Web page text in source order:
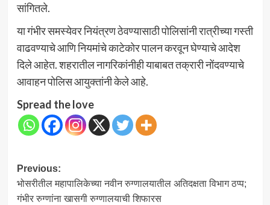
सांगितले.
या गंभीर समस्येवर नियंत्रण ठेवण्यासाठी पोलिसांनी रात्रीच्या गस्ती
वाढवण्याचे आणि नियमांचे काटेकोर पालन करवून घेण्याचे आदेश
दिले आहेत. शहरातील नागरिकांनीही याबाबत तक्रारी नोंदवण्याचे
आवाहन पोलिस आयुक्तांनी केले आहे.
Spread the love
Post
navigation
Previous:
भोसरीतील महापालिकेच्या नवीन रुग्णालयातील अतिदक्षता विभाग ठप्प;
गंभीर रुग्णांना खासगी रुग्णालयाची शिफारस